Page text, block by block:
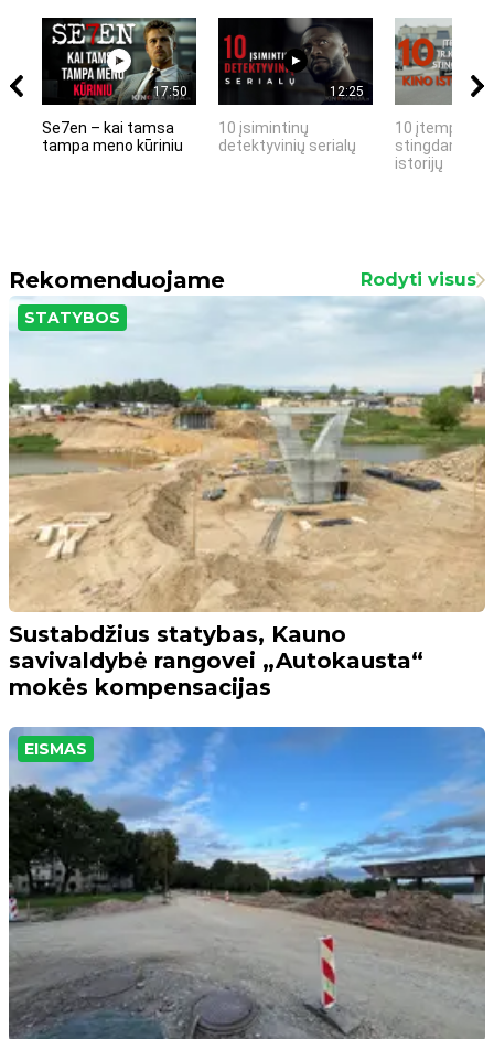
17:50
Se7en – kai tamsa
tampa meno kūriniu
12:25
10 įsimintinų
detektyvinių serialų
10 įtemptų,
stingdančių
istorijų
Rekomenduojame Rodyti visus
STATYBOS
Sustabdžius statybas, Kauno
savivaldybė rangovei „Autokausta“
mokės kompensacijas
EISMAS